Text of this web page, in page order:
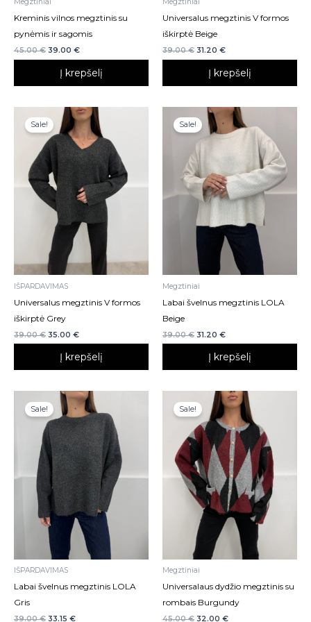
Megztiniai
Kreminis vilnos megztinis su
pynėmis ir sagomis
45.00€ 39.00 €
Į krepšelį
Megztiniai
Universalus megztinis V formos
iškirptė Beige
39.00€ 31.20 €
Į krepšelį
Sale!
IŠPARDAVIMAS
Universalus megztinis V formos
iškirptė Grey
39.00€ 35.00 €
Į krepšelį
Sale!
Megztiniai
Labai švelnus megztinis LOLA
Beige
39.00€ 31.20 €
Į krepšelį
Sale!
IŠPARDAVIMAS
Labai švelnus megztinis LOLA
Gris
39.00€ 33.15 €
Sale!
Megztiniai
Universalaus dydžio megztinis su
rombais Burgundy
45.00€ 32.00 €